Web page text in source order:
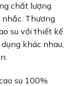
chất lượng
Thương
su với thiết kế
khác nhau,
su 100%